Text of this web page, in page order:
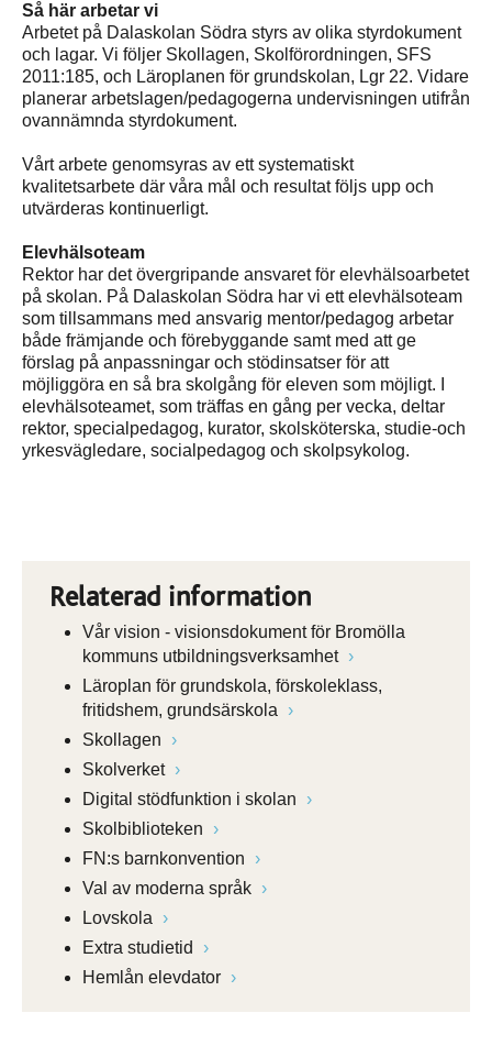
Så här arbetar vi
Arbetet på Dalaskolan Södra styrs av olika styrdokument
och lagar. Vi följer Skollagen, Skolförordningen, SFS
2011:185, och Läroplanen för grundskolan, Lgr 22. Vidare
planerar arbetslagen/pedagogerna undervisningen utifrån
ovannämnda styrdokument.
Vårt arbete genomsyras av ett systematiskt
kvalitetsarbete där våra mål och resultat följs upp och
utvärderas kontinuerligt.
Elevhälsoteam
Rektor har det övergripande ansvaret för elevhälsoarbetet
på skolan. På Dalaskolan Södra har vi ett elevhälsoteam
som tillsammans med ansvarig mentor/pedagog arbetar
både främjande och förebyggande samt med att ge
förslag på anpassningar och stödinsatser för att
möjliggöra en så bra skolgång för eleven som möjligt. I
elevhälsoteamet, som träffas en gång per vecka, deltar
rektor, specialpedagog, kurator, skolsköterska, studie-och
yrkesvägledare, socialpedagog och skolpsykolog.
Relaterad information
Vår vision - visionsdokument för Bromölla
kommuns utbildningsverksamhet
Läroplan för grundskola, förskoleklass,
fritidshem, grundsärskola
Skollagen
Skolverket
Digital stödfunktion i skolan
Skolbiblioteken
FN:s barnkonvention
Val av moderna språk
Lovskola
Extra studietid
Hemlån elevdator